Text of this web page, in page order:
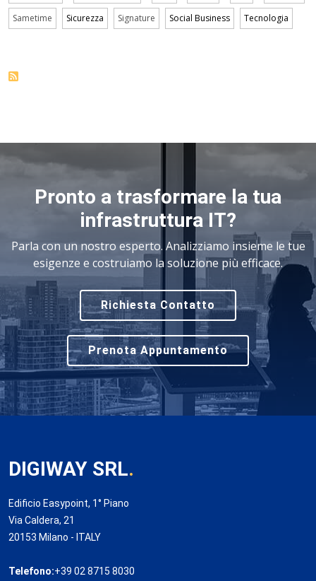
Sametime Sicurezza Signature Social Business Tecnologia
Pronto a trasformare la tua
infrastruttura IT?
Parla con un nostro esperto. Analizziamo insieme le tue
esigenze e costruiamo la soluzione più efficace.
Richiesta Contatto
Prenota Appuntamento
DIGIWAY SRL.
Edificio Easypoint, 1° Piano
Via Caldera, 21
20153 Milano - ITALY
Telefono:+39 02 8715 8030